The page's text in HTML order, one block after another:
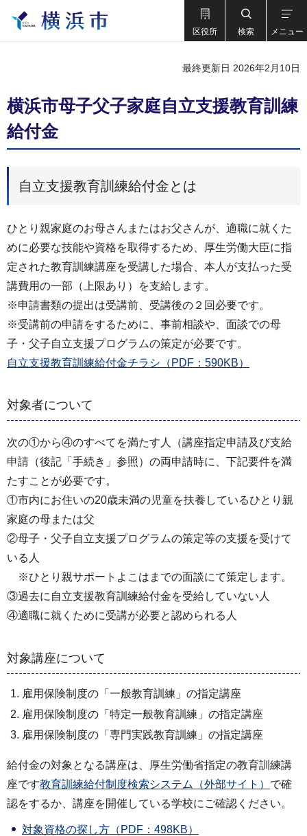
区役所 検索 メニュー
最終更新日 2026年2月10日
横浜市母子父子家庭自立支援教育訓練
給付金
自立支援教育訓練給付金とは
ひとり親家庭のお母さんまたはお父さんが、適職に就くた
めに必要な技能や資格を取得するため、厚生労働大臣に指
定された教育訓練講座を受講した場合、本人が支払った受
講費用の一部（上限あり）を支給します。
※申請書類の提出は受講前、受講後の２回必要です。
※受講前の申請をするために、事前相談や、面談での母
子・父子自立支援プログラムの策定が必要です。
自立支援教育訓練給付金チラシ（PDF：590KB）
対象者について
次の①から④のすべてを満たす人（講座指定申請及び支給
申請（後記「手続き」参照）の両申請時に、下記要件を満
たすことが必要です。
①市内にお住いの20歳未満の児童を扶養しているひとり親
家庭の母または父
②母子・父子自立支援プログラムの策定等の支援を受けて
いる人
※ひとり親サポートよこはまでの面談にて策定します。
③過去に自立支援教育訓練給付金を受給していない人
④適職に就くために受講が必要と認められる人
対象講座について
雇用保険制度の「一般教育訓練」の指定講座
雇用保険制度の「特定一般教育訓練」の指定講座
雇用保険制度の「専門実践教育訓練」の指定講座
給付金の対象となる講座は、厚生労働省指定の教育訓練講
座です教育訓練給付制度検索システム（外部サイト） で確
認をするか、講座を開催している学校にご確認ください。
対象資格の探し方（PDF：498KB）